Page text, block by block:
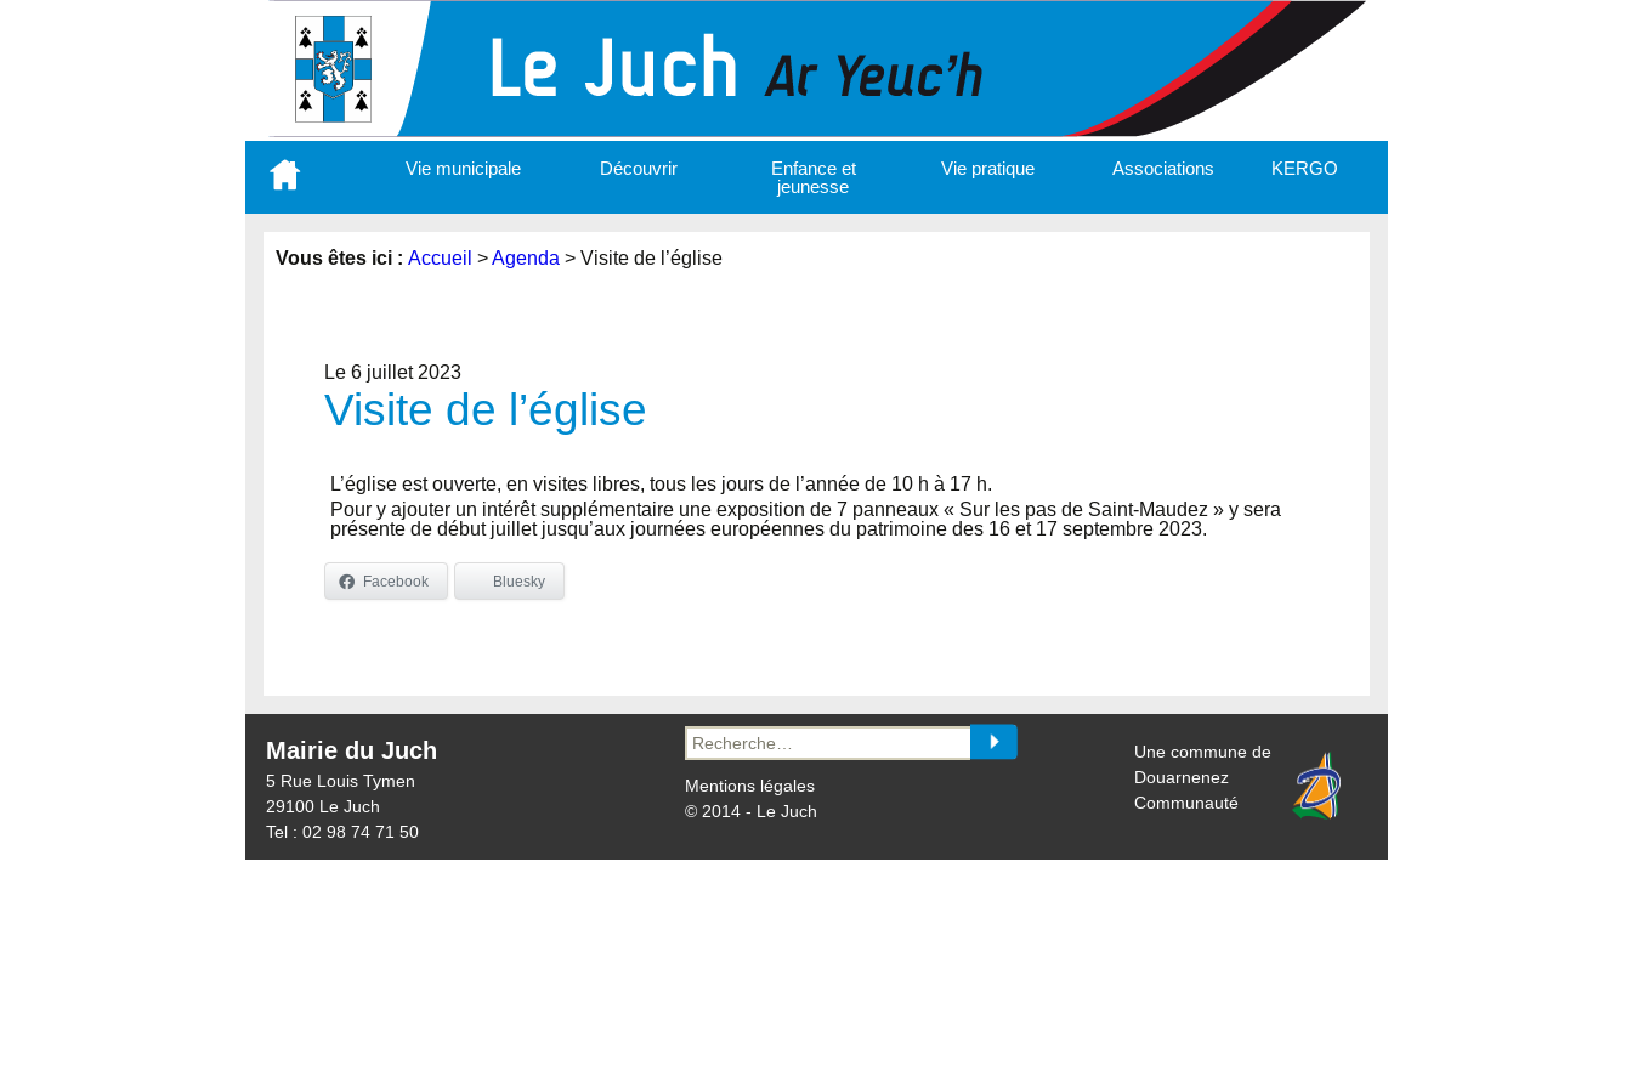
contenu
Vie municipale Découvrir
Enfance et
jeunesse
Vie pratique Associations KERGO
Vous êtes ici : Accueil >Agenda > Visite de l’église
Le 6 juillet 2023
Visite de l’église
L’église est ouverte, en visites libres, tous les jours de l’année de 10 h à 17 h.
Pour y ajouter un intérêt supplémentaire une exposition de 7 panneaux « Sur les pas de Saint-Maudez » y sera
présente de début juillet jusqu’aux journées européennes du patrimoine des 16 et 17 septembre 2023.
Facebook Bluesky
Mairie du Juch
5 Rue Louis Tymen
29100 Le Juch
Tel : 02 98 74 71 50
Recherche
pour :
Mentions légales
© 2014 - Le Juch
Une commune de
Douarnenez
Communauté